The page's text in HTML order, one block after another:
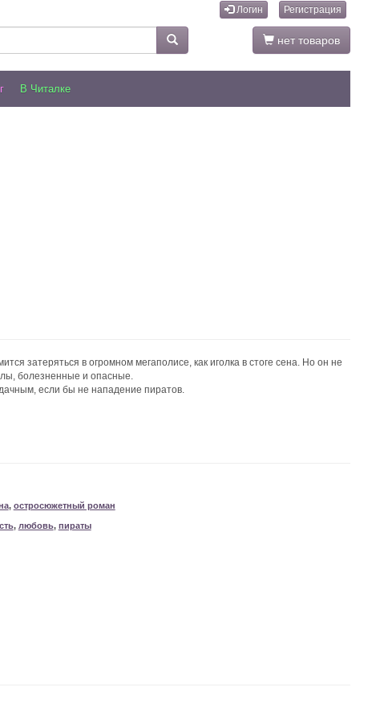
Логин Регистрация
нет товаров
В Читалке
затеряться в огромном мегаполисе, как иголка в стоге сена. Но он не
болезненные и опасные.
если бы не нападение пиратов.
, остросюжетный роман
, любовь, пираты